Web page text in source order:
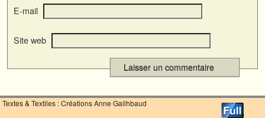
E-mail
Site web
Textes & Textiles : Créations Anne Gailhbaud